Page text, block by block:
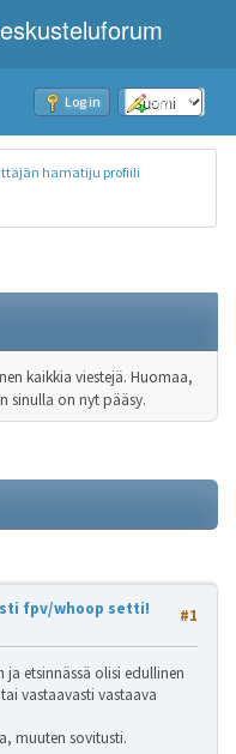
Log in Sign up
hamatiju profiili
kaikkia viestejä. Huomaa,
sinulla on nyt pääsy.
#1
fpv/whoop setti!
etsinnässä olisi edullinen
vastaavasti vastaava
muuten sovitusti.